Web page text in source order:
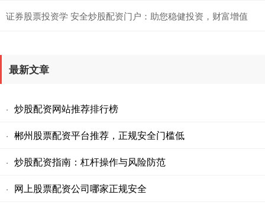
证券股票投资学 安全炒股配资门户：助您稳健投资，财富增值
最新文章
· 炒股配资网站推荐排行榜
· 郴州股票配资平台推荐，正规安全门槛低
· 炒股配资指南：杠杆操作与风险防范
· 网上股票配资公司哪家正规安全